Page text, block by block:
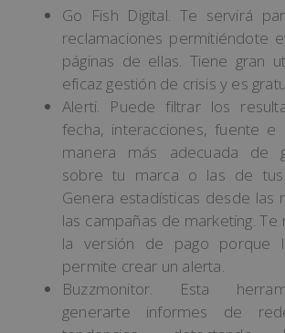
Go Fish Digital. Te servirá
reclamaciones permitiéndote
páginas de ellas. Tiene gran
eficaz gestión de crisis y es
Alerti. Puede filtrar los
fecha, interacciones, fuente e
manera más adecuada de
sobre tu marca o las de tus
Genera estadísticas desde las
las campañas de marketing.
la versión de pago porque
permite crear un alerta.
Buzzmonitor. Esta
generarte informes de